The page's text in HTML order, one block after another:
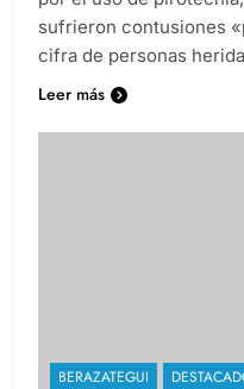
sufrieron contusiones
cifra de personas
Leer más
BERAZATEGUI